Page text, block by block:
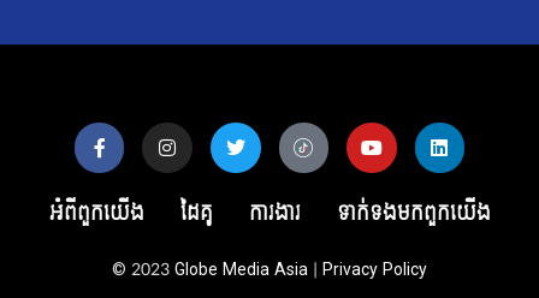
អំពីពួកយើង ដៃគូ ការងារ ទាក់ទង​មក​ពួក​យើង
© 2023Globe Media Asia | Privacy Policy